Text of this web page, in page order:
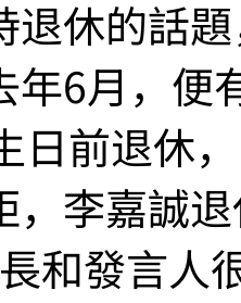
退休的話
年6月，便
日前退休
，李嘉誠
和發言人